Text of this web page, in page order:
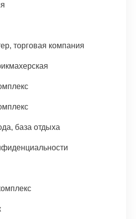
торговая компания
база отдыха